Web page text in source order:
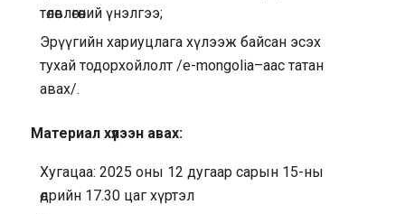
төлөвлөгөөний үнэлгээ;
Эрүүгийн хариуцлага хүлээж байсан эсэх
тухай тодорхойлолт /e-mongolia–аас татан
авах/.
Материал хүлээн авах:
Хугацаа: 2025 оны 12 дугаар сарын 15-ны
өдрийн 17.30 цаг хүртэл